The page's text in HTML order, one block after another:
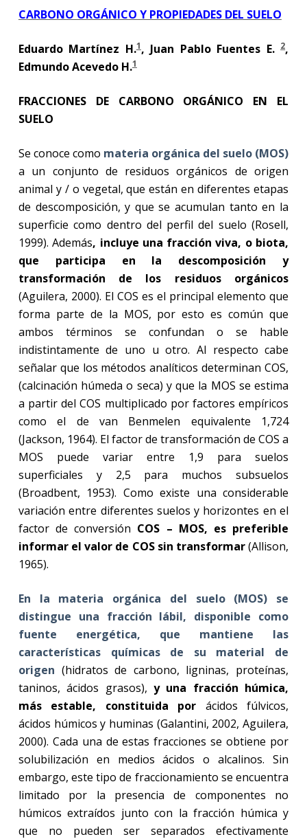
CARBONO ORGÁNICO Y PROPIEDADES DEL SUELO
Eduardo Martínez H.1, Juan Pablo Fuentes E.2,
Edmundo Acevedo H.1
FRACCIONES DE CARBONO ORGÁNICO EN EL
SUELO
Se conoce como materia orgánica del suelo (MOS)
a un conjunto de residuos orgánicos de origen
animal y / o vegetal, que están en diferentes etapas
de descomposición, y que se acumulan tanto en la
superficie como dentro del perfil del suelo (Rosell,
1999). Además, incluye una fracción viva, o biota,
que participa en la descomposición y
transformación de los residuos orgánicos
(Aguilera, 2000). El COS es el principal elemento que
forma parte de la MOS, por esto es común que
ambos términos se confundan o se hable
indistintamente de uno u otro. Al respecto cabe
señalar que los métodos analíticos determinan COS,
(calcinación húmeda o seca) y que la MOS se estima
a partir del COS multiplicado por factores empíricos
como el de van Benmelen equivalente 1,724
(Jackson, 1964). El factor de transformación de COS a
MOS puede variar entre 1,9 para suelos
superficiales y 2,5 para muchos subsuelos
(Broadbent, 1953). Como existe una considerable
variación entre diferentes suelos y horizontes en el
factor de conversión COS – MOS, es preferible
informar el valor de COS sin transformar(Allison,
1965).
En la materia orgánica del suelo (MOS) se
distingue una fracción lábil, disponible como
fuente energética, que mantiene las
características químicas de su material de
origen (hidratos de carbono, ligninas, proteínas,
taninos, ácidos grasos), y una fracción húmica,
más estable, constituida por ácidos fúlvicos,
ácidos húmicos y huminas (Galantini, 2002, Aguilera,
2000). Cada una de estas fracciones se obtiene por
solubilización en medios ácidos o alcalinos. Sin
embargo, este tipo de fraccionamiento se encuentra
limitado por la presencia de componentes no
húmicos extraídos junto con la fracción húmica y
que no pueden ser separados efectivamente